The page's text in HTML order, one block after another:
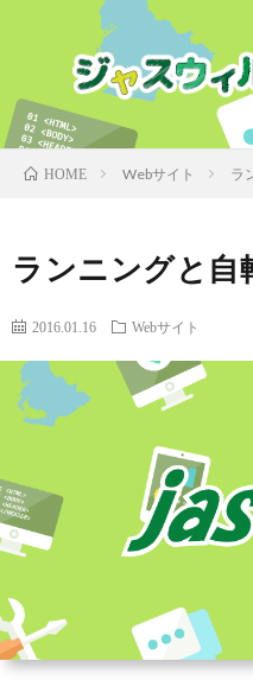
HOME Webサイト ラ
ランニングと自
2016.01.16 Webサイト